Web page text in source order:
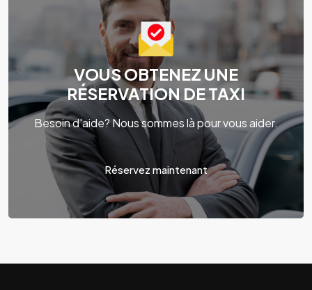
VOUS OBTENEZ UNE
RÉSERVATION DE TAXI
Besoin d'aide? Nous sommes là pour vous aider.
Réservez maintenant